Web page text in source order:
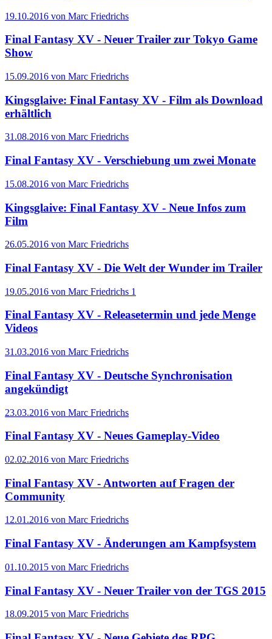
19.10.2016 von Marc Friedrichs
Final Fantasy XV - Neuer Trailer zur Tokyo Game
Show
15.09.2016 von Marc Friedrichs
Kingsglaive: Final Fantasy XV - Film als Download
erhältlich
31.08.2016 von Marc Friedrichs
Final Fantasy XV - Verschiebung um zwei Monate
15.08.2016 von Marc Friedrichs
Kingsglaive: Final Fantasy XV - Neue Infos zum
Film
26.05.2016 von Marc Friedrichs
Final Fantasy XV - Die Welt der Wunder im Trailer
19.05.2016 von Marc Friedrichs 1
Final Fantasy XV - Releasetermin und jede Menge
Videos
31.03.2016 von Marc Friedrichs
Final Fantasy XV - Deutsche Synchronisation
angekündigt
23.03.2016 von Marc Friedrichs
Final Fantasy XV - Neues Gameplay-Video
02.02.2016 von Marc Friedrichs
Final Fantasy XV - Antworten auf Fragen der
Community
12.01.2016 von Marc Friedrichs
Final Fantasy XV - Änderungen am Kampfsystem
01.10.2015 von Marc Friedrichs
Final Fantasy XV - Neuer Trailer von der TGS 2015
18.09.2015 von Marc Friedrichs